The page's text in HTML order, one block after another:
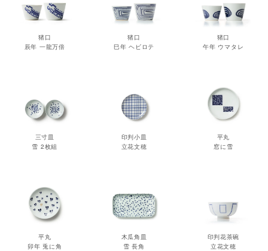
猪口
辰年 一龍万倍
猪口
巳年 ヘビロテ
猪口
午年 ウマタレ
三寸皿
雪 2枚組
印判小皿
立花文穂
平丸
窓に雪
平丸
卯年 兎に角
木瓜角皿
雪 長角
印判花茶碗
立花文穂